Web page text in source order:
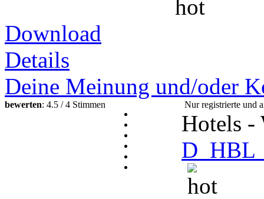
Download
Details
Deine Meinung und/oder
bewerten: 4.5 / 4 Stimmen Nur registrierte und
Hotels -